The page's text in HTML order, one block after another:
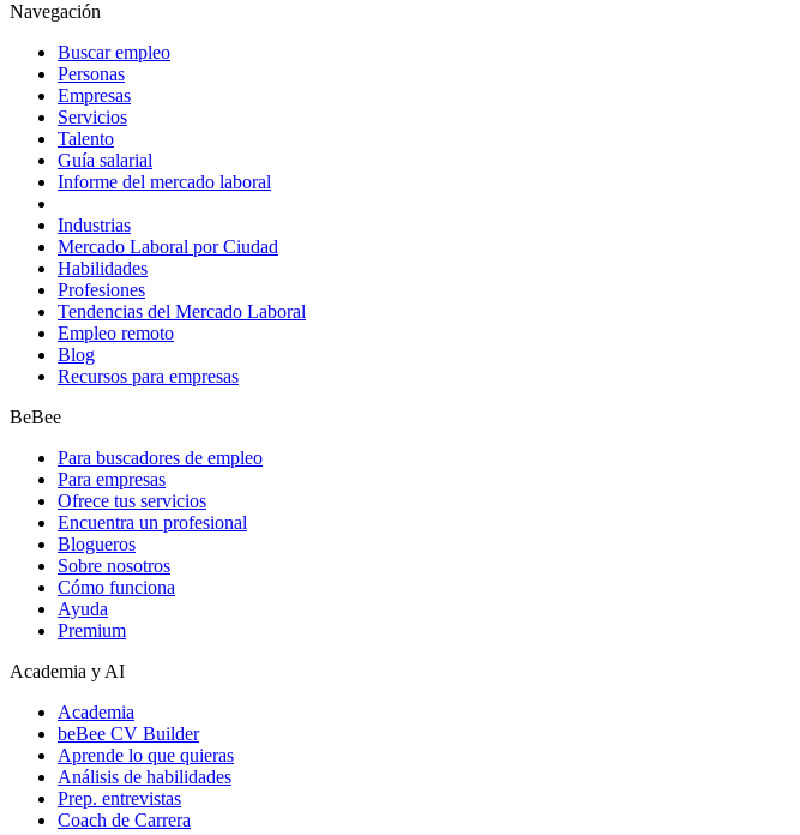
Navegación
Buscar empleo
Personas
Empresas
Servicios
Talento
Guía salarial
Informe del mercado laboral
Industrias
Mercado Laboral por Ciudad
Habilidades
Profesiones
Tendencias del Mercado Laboral
Empleo remoto
Blog
Recursos para empresas
BeBee
Para buscadores de empleo
Para empresas
Ofrece tus servicios
Encuentra un profesional
Blogueros
Sobre nosotros
Cómo funciona
Ayuda
Premium
Academia y AI
Academia
beBee CV Builder
Aprende lo que quieras
Análisis de habilidades
Prep. entrevistas
Coach de Carrera